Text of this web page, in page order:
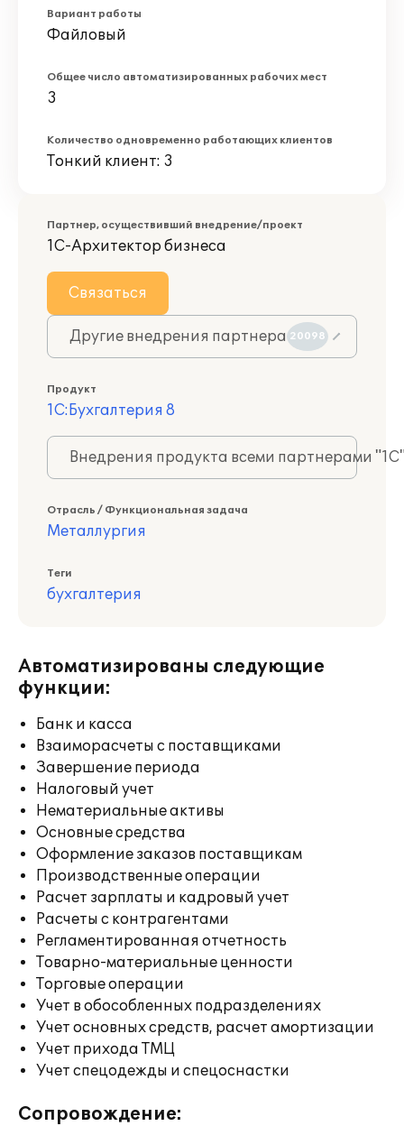
Вариант работы
Файловый
Общее число автоматизированных рабочих мест
3
Количество одновременно работающих клиентов
Тонкий клиент: 3
Партнер, осуществивший внедрение/проект
1С-Архитектор бизнеса
Связаться
Другие внедрения партнера 20098
Продукт
1С:Бухгалтерия 8
Внедрения продукта всеми партнерами
Отрасль / Функциональная задача
Металлургия
Теги
бухгалтерия
Автоматизированы следующие
функции:
Банк и касса
Взаиморасчеты с поставщиками
Завершение периода
Налоговый учет
Нематериальные активы
Основные средства
Оформление заказов поставщикам
Производственные операции
Расчет зарплаты и кадровый учет
Расчеты с контрагентами
Регламентированная отчетность
Товарно-материальные ценности
Торговые операции
Учет в обособленных подразделениях
Учет основных средств, расчет амортизации
Учет прихода ТМЦ
Учет спецодежды и спецоснастки
Сопровождение: